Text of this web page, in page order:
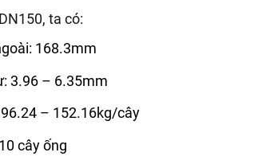
ta có:
168.3mm
3.96 – 6.35mm
– 152.16kg/cây
cây ống